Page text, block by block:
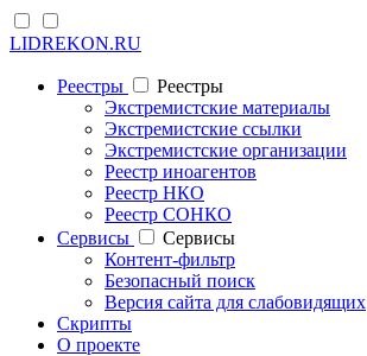
LIDREKON.RU
Реестры
Реестры
Экстремистские материалы
Экстремистские ссылки
Экстремистские организации
Реестр иноагентов
Реестр НКО
Реестр СОНКО
Cервисы
Cервисы
Контент-фильтр
Безопасный поиск
Версия сайта для слабовидящих
Скрипты
О проекте